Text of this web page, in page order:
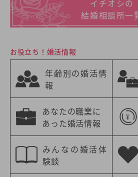
イチオシの
結婚相談所一
お役立ち！婚活情報
年齢別の婚活情
報
あなたの職業に
あった婚活情報
みんなの婚活体
験談